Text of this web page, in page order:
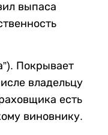
выпаса
Покрывает
владельцу
есть
виновнику.